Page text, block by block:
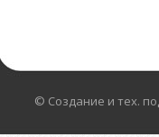
© Создание и тех.